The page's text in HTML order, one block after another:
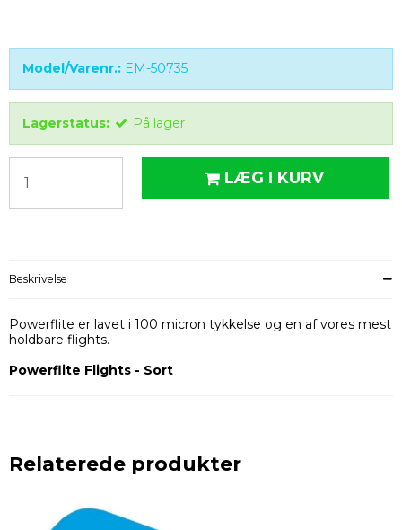
Model/Varenr.: EM-50735
Lagerstatus: På lager
LÆG I KURV
Beskrivelse
Powerflite er lavet i 100 micron tykkelse og en af vores mest
holdbare flights.
Powerflite Flights - Sort
Relaterede produkter